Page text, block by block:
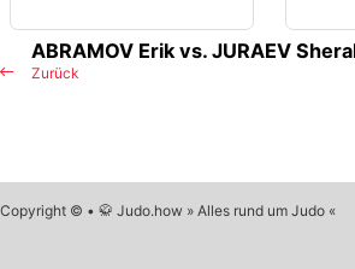
Zurück
ABRAMOV Erik vs. JURAEV
Copyright © • 🥋 Judo.how » Alles rund um Judo «